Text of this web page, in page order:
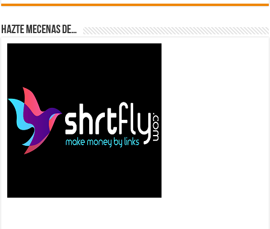
Hazte Mecenas de…